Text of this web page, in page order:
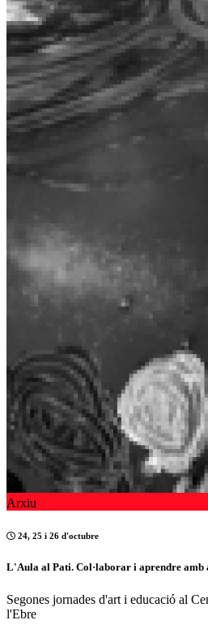
Arxiu
24, 25 i 26 d'octubre
L'Aula al Pati. Col·laborar i aprendre amb
Segones jornades d'art i educació al
l'Ebre